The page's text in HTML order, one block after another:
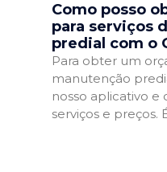
Como posso
para serviços
predial com o
Para obter um
manutenção
nosso aplicativo e
serviços e preços.